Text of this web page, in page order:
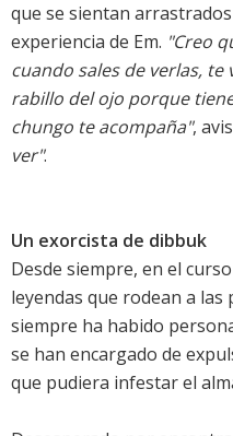
que se sientan
experiencia de Em. "Creo
cuando sales de verlas,
rabillo del ojo porque
chungo te acompaña",
ver".
Un exorcista de dibbuk
Desde siempre, en el
leyendas que rodean a las
siempre ha habido
se han encargado de
que pudiera infestar el